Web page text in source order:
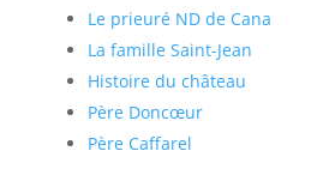
Le prieuré ND de Cana
La famille Saint-Jean
Histoire du château
Père Doncœur
Père Caffarel